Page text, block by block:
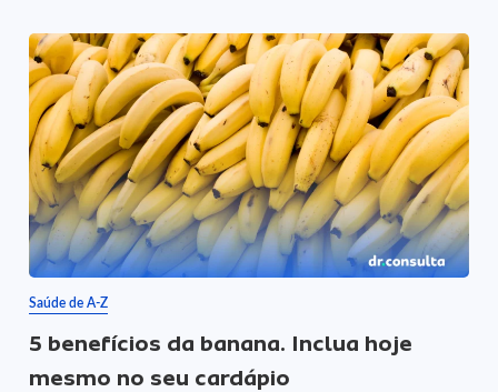
Saúde de A-Z
5 benefícios da banana. Inclua hoje
mesmo no seu cardápio